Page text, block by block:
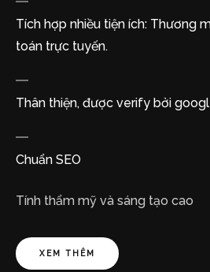
Tích hợp nhiều tiện ích: Thương
toán trực tuyến.
Thân thiện, được verify bởi
Chuẩn SEO
Tính thẩm mỹ và sáng tạo cao
XEM THÊM